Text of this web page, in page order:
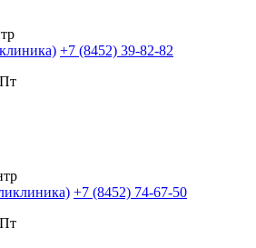
+7 (8452) 39-82-82
+7 (8452) 74-67-50